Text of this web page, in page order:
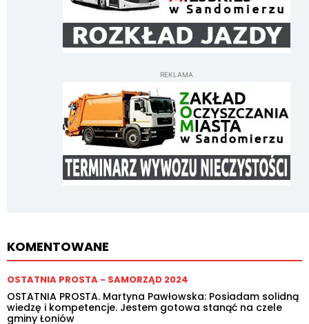
REKLAMA
KOMENTOWANE
OSTATNIA PROSTA - SAMORZĄD 2024
OSTATNIA PROSTA. Martyna Pawłowska: Posiadam solidną
wiedzę i kompetencje. Jestem gotowa stanąć na czele
gminy Łoniów